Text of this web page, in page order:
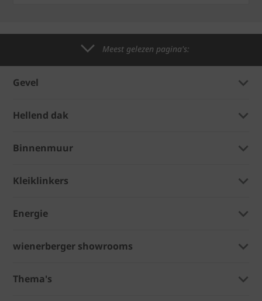
Meest gelezen pagina's:
Gevel
Hellend dak
Binnenmuur
Kleiklinkers
Energie
wienerberger showrooms
Thema's